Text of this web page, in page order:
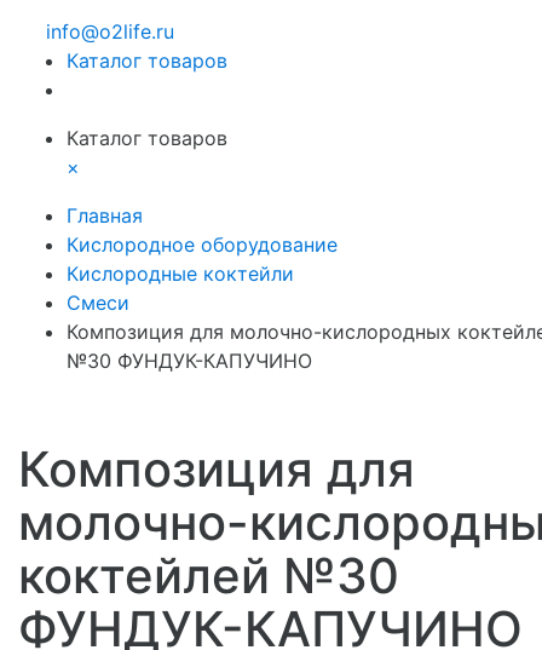
info@o2life.ru
Каталог товаров
Каталог товаров
×
8 800 551 02 33
Главная
Кислородное оборудование
Кислородные коктейли
Смеси
Композиция для молочно-кислородных
№30 ФУНДУК-КАПУЧИНО
Композиция для
молочно-
коктейлей №30
ФУНДУК-КАПУЧИНО